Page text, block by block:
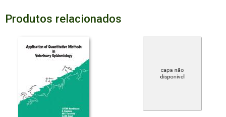
Produtos relacionados